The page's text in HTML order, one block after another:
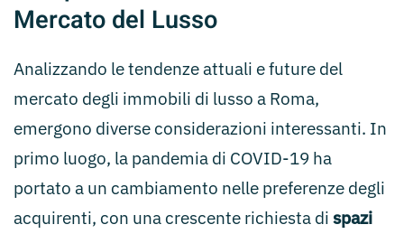
Mercato del Lusso
Analizzando le tendenze attuali e future del
mercato degli immobili di lusso a Roma,
emergono diverse considerazioni interessanti. In
primo luogo, la pandemia di COVID-19 ha
portato a un cambiamento nelle preferenze degli
acquirenti, con una crescente richiesta di spazi